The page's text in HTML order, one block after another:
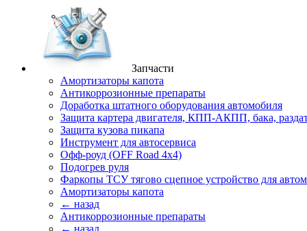
Запчасти
Амортизаторы капота
Антикоррозионные препараты
Доработка штатного оборудования автомобиля
Защита картера двигателя, КПП-АКПП, бака,
Защита кузова пикапа
Инструмент для автосервиса
Офф-роуд (OFF Road 4x4)
Подогрев руля
Фаркопы ТСУ тягово сцепное устройство для
Амортизаторы капота
← назад
Антикоррозионные препараты
← назад